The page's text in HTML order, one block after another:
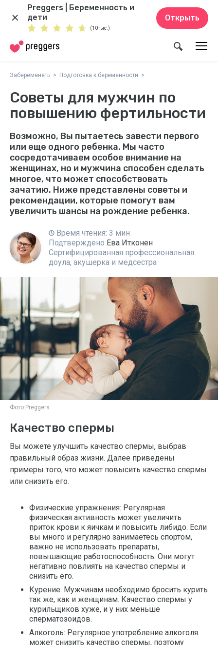
Preggers | Беременность и
дети
(10тыс.)
Открыть
Забеременеть Подготовка к беременности
Советы для мужчин по
повышению фертильности
Возможно, Вы пытаетесь завести первого
или еще одного ребенка. Мы часто
сосредотачиваем особое внимание на
женщинах, но и мужчина способен сделать
многое, что может способствовать
зачатию. Ниже представлены советы и
рекомендации, которые помогут вам
увеличить шансы на рождение ребенка.
Время чтения: 3 мин
Подтверждено Ева Итконен
Сертифицированная профессиональная
доула, акушерка и медсестра
Фото: Preggers
Качество спермы
Вы можете улучшить качество спермы, выбрав
правильный образ жизни. Далее приведены
примеры того, что может повысить качество спермы
или снизить его.
Физические упражнения: Регулярная
физическая активность может увеличить
приток крови к яичкам и повысить либидо. Если
вы много и регулярно занимаетесь спортом,
важно не использовать препараты,
повышающие работоспособность. Они могут
негативно повлиять на качество спермы и
снизить его.
Курение: Мужчинам необходимо бросить курить
так же, как и женщинам. Качество спермы у
курильщиков хуже, и у них меньше
сперматозоидов.
Алкоголь: Регулярное употребление алкоголя
может снизить качество спермы, поэтому